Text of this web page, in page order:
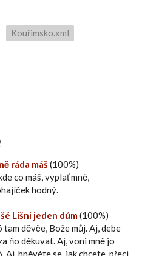
Kouřimsko.xml
ráda máš (100%)
co máš, vyplať mně,
hodný.
Líšni jeden dům(100%)
tam děvče, Bože můj. Aj, debe
ňo děkuvat. Aj, voni mně jo
Aj, hněvéte se, jak chcete, přeci